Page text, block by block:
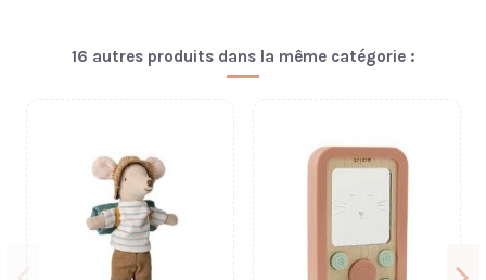
16 autres produits dans la même catégorie :